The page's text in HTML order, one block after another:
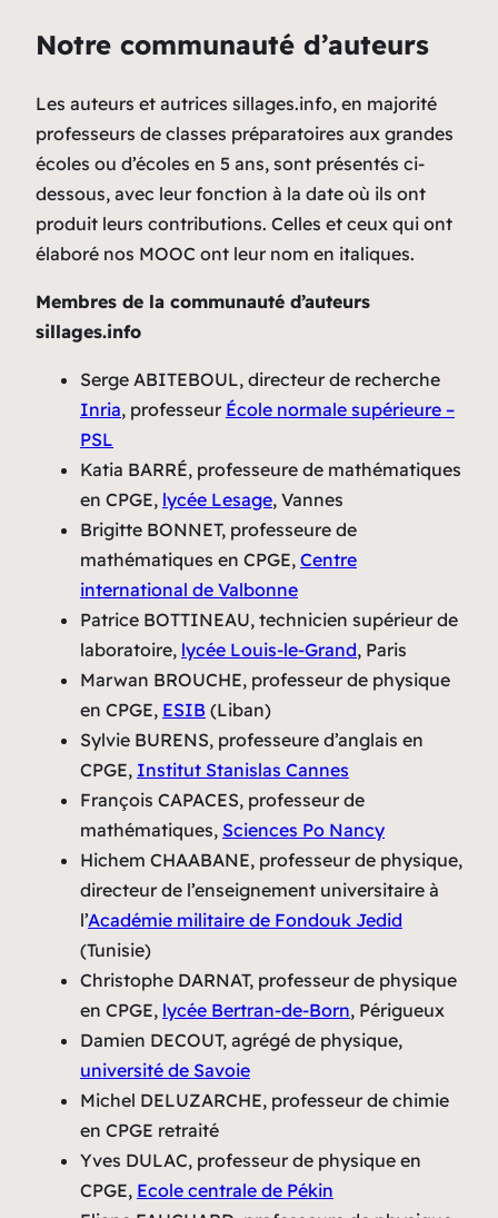
Notre communauté d’auteurs
Les auteurs et autrices sillages.info, en majorité
professeurs de classes préparatoires aux grandes
écoles ou d’écoles en 5 ans, sont présentés ci-
dessous, avec leur fonction à la date où ils ont
produit leurs contributions. Celles et ceux qui ont
élaboré nos MOOC ont leur nom en italiques.
Membres de la communauté d’auteurs
sillages.info
Serge ABITEBOUL, directeur de recherche
Inria, professeur École normale supérieure –
PSL
Katia BARRÉ, professeure de mathématiques
en CPGE, lycée Lesage, Vannes
Brigitte BONNET, professeure de
mathématiques en CPGE, Centre
international de Valbonne
Patrice BOTTINEAU, technicien supérieur de
laboratoire, lycée Louis-le-Grand, Paris
Marwan BROUCHE, professeur de physique
en CPGE, ESIB (Liban)
Sylvie BURENS, professeure d’anglais en
CPGE, Institut Stanislas Cannes
François CAPACES, professeur de
mathématiques, Sciences Po Nancy
Hichem CHAABANE, professeur de physique,
directeur de l’enseignement universitaire à
l’Académie militaire de Fondouk Jedid
(Tunisie)
Christophe DARNAT, professeur de physique
en CPGE, lycée Bertran-de-Born, Périgueux
Damien DECOUT, agrégé de physique,
université de Savoie
Michel DELUZARCHE, professeur de chimie
en CPGE retraité
Yves DULAC, professeur de physique en
CPGE, Ecole centrale de Pékin